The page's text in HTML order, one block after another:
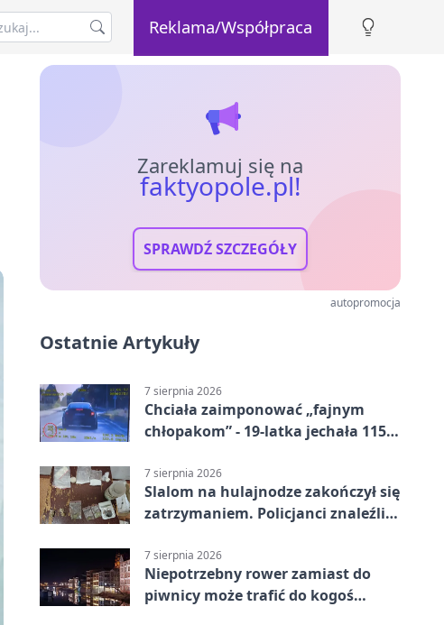
Reklama/Współpraca
Zareklamuj się na
faktyopole.pl!
SPRAWDŹ SZCZEGÓŁY
autopromocja
Ostatnie Artykuły
7 sierpnia 2026
Chciała zaimponować „fajnym
chłopakom” - 19-latka jechała 115
7 sierpnia 2026
Slalom na hulajnodze zakończył się
zatrzymaniem. Policjanci znaleźli
7 sierpnia 2026
Niepotrzebny rower zamiast do
piwnicy może trafić do kogoś